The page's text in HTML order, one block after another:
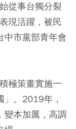
從事台獨分裂
現活躍，被民
中市黨部青年會
極策畫實施一
」。2019年，
變本加厲，高調